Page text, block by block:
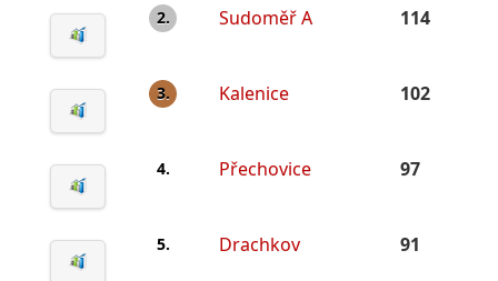
2. Sudoměř A 114
3. Kalenice 102
4. Přechovice 97
5. Drachkov 91